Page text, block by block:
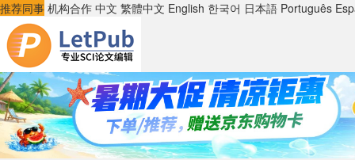
推荐同事 机构合作 中文 繁體中文 English 한국어 日本語 Português